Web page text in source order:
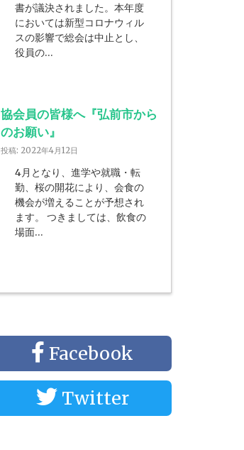
書が議決されました。本年度
においては新型コロナウィル
スの影響で総会は中止とし、
役員の…
協会員の皆様へ『弘前市から
のお願い』
投稿: 2022年4月12日
4月となり、進学や就職・転
勤、桜の開花により、会食の
機会が増えることが予想され
ます。 つきましては、飲食の
場面…
Facebook
Twitter